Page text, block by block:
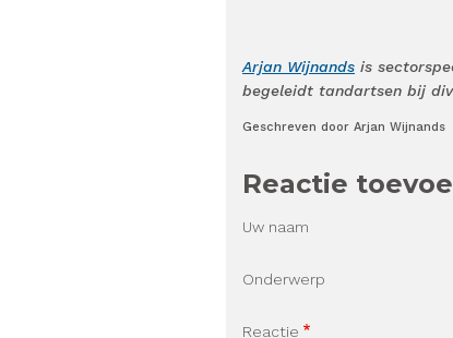
Arjan Wijnands is
begeleidt tandartsen bij
Geschreven door Arjan Wijnands
Reactie
Uw naam
Onderwerp
Reactie